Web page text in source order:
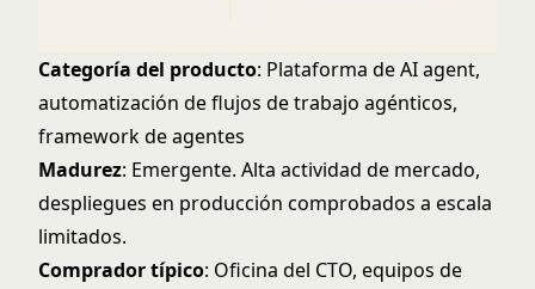
Categoría del producto: Plataforma de AI agent,
automatización de flujos de trabajo agénticos,
framework de agentes
Madurez: Emergente. Alta actividad de mercado,
despliegues en producción comprobados a escala
limitados.
Comprador típico: Oficina del CTO, equipos de